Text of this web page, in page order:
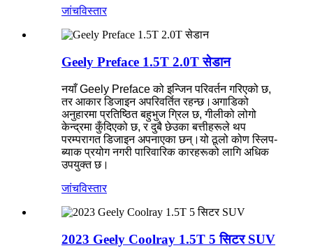
जांचविस्तार
Geely Preface 1.5T 2.0T सेडान
नयाँ Geely Preface को इन्जिन परिवर्तन गरिएको छ,
तर आकार डिजाइन अपरिवर्तित रहन्छ।अगाडिको
अनुहारमा प्रतिष्ठित बहुभुज ग्रिल छ, गीलीको लोगो
केन्द्रमा कुँदिएको छ, र दुबै छेउका बत्तीहरूले थप
परम्परागत डिजाइन अपनाएका छन्।यो ठूलो कोण स्लिप-
ब्याक प्रयोग नगरी पारिवारिक कारहरूको लागि अधिक
उपयुक्त छ।
जांचविस्तार
2023 Geely Coolray 1.5T 5 सिटर SUV